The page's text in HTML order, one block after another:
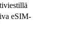
eSIM-